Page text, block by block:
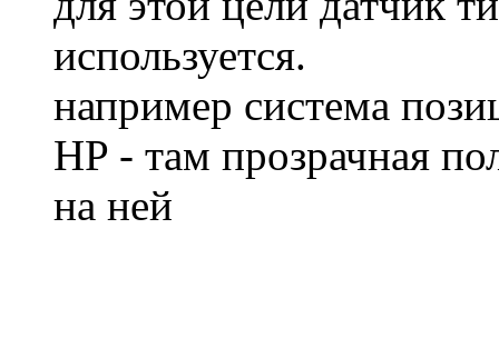
используется.
например система
HP - там прозрачная
на ней